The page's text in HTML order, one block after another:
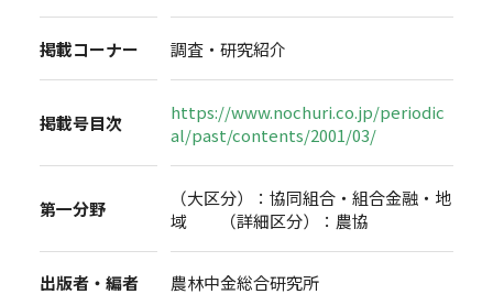
掲載コーナー 調査・研究紹介
掲載号目次
https://www.nochuri.co.jp/periodic
al/past/contents/2001/03/
第一分野
（大区分）：協同組合・組合金融・地
域 （詳細区分）：農協
出版者・編者 農林中金総合研究所